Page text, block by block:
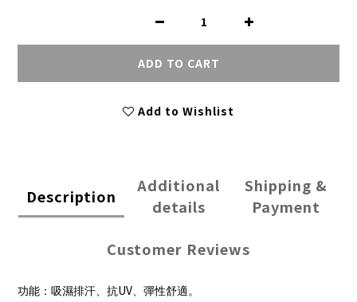
ADD TO CART
Add to Wishlist
Description
Additional
details
Shipping &
Payment
Customer Reviews
功能：吸濕排汗、抗UV、彈性舒適。